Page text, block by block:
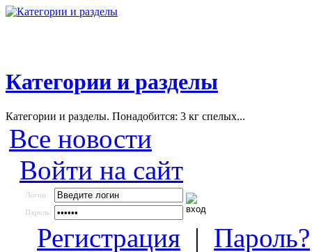
Категории и разделы
Категории и разделы. Понадобится: 3 кг спелых...
Все новости
Войти на сайт
Логин:
Пароль:
Регистрация | Пароль?